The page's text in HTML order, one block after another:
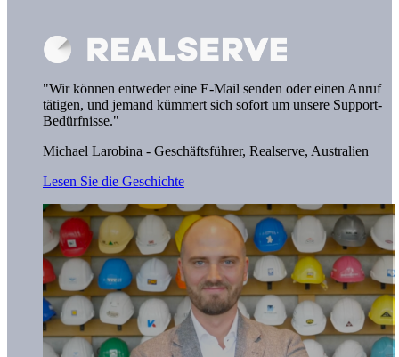
"Wir können entweder eine E-Mail senden oder einen Anruf
tätigen, und jemand kümmert sich sofort um unsere Support-
Bedürfnisse."
Michael Larobina - Geschäftsführer, Realserve, Australien
Lesen Sie die Geschichte